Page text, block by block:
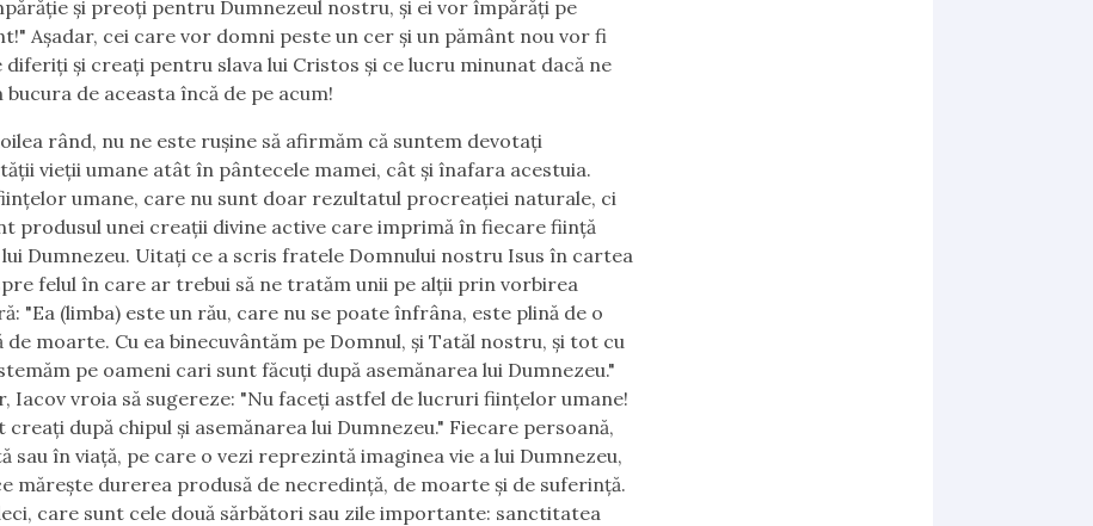
și preoți pentru Dumnezeul nostru, și ei vor împărăți pe
Așadar, cei care vor domni peste un cer și un pământ nou vor fi
și creați pentru slava lui Cristos și ce lucru minunat dacă ne
bucura de aceasta încă de pe acum!
rând, nu ne este rușine să afirmăm că suntem devotați
vieții umane atât în pântecele mamei, cât și înafara acestuia.
umane, care nu sunt doar rezultatul procreației naturale, ci
produsul unei creații divine active care imprimă în fiecare ființă
Dumnezeu. Uitați ce a scris fratele Domnului nostru Isus în cartea
felul în care ar trebui să ne tratăm unii pe alții prin vorbirea
"Ea (limba) este un rău, care nu se poate înfrâna, este plină de o
de moarte. Cu ea binecuvântăm pe Domnul, și Tatăl nostru, și tot cu
pe oameni cari sunt făcuți după asemănarea lui Dumnezeu."
Iacov vroia să sugereze: "Nu faceți astfel de lucruri ființelor umane!
creați după chipul și asemănarea lui Dumnezeu." Fiecare persoană,
sau în viață, pe care o vezi reprezintă imaginea vie a lui Dumnezeu,
mărește durerea produsă de necredință, de moarte și de suferință.
care sunt cele două sărbători sau zile importante: sanctitatea